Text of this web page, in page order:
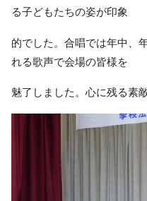
る子どもたちの姿が印象
的でした。合唱では年中、
れる歌声で会場の皆様を
魅了しました。心に残る素